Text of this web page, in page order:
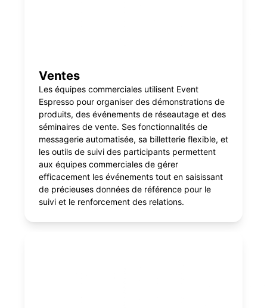
Ventes
Les équipes commerciales utilisent Event
Espresso pour organiser des démonstrations de
produits, des événements de réseautage et des
séminaires de vente. Ses fonctionnalités de
messagerie automatisée, sa billetterie flexible, et
les outils de suivi des participants permettent
aux équipes commerciales de gérer
efficacement les événements tout en saisissant
de précieuses données de référence pour le
suivi et le renforcement des relations.